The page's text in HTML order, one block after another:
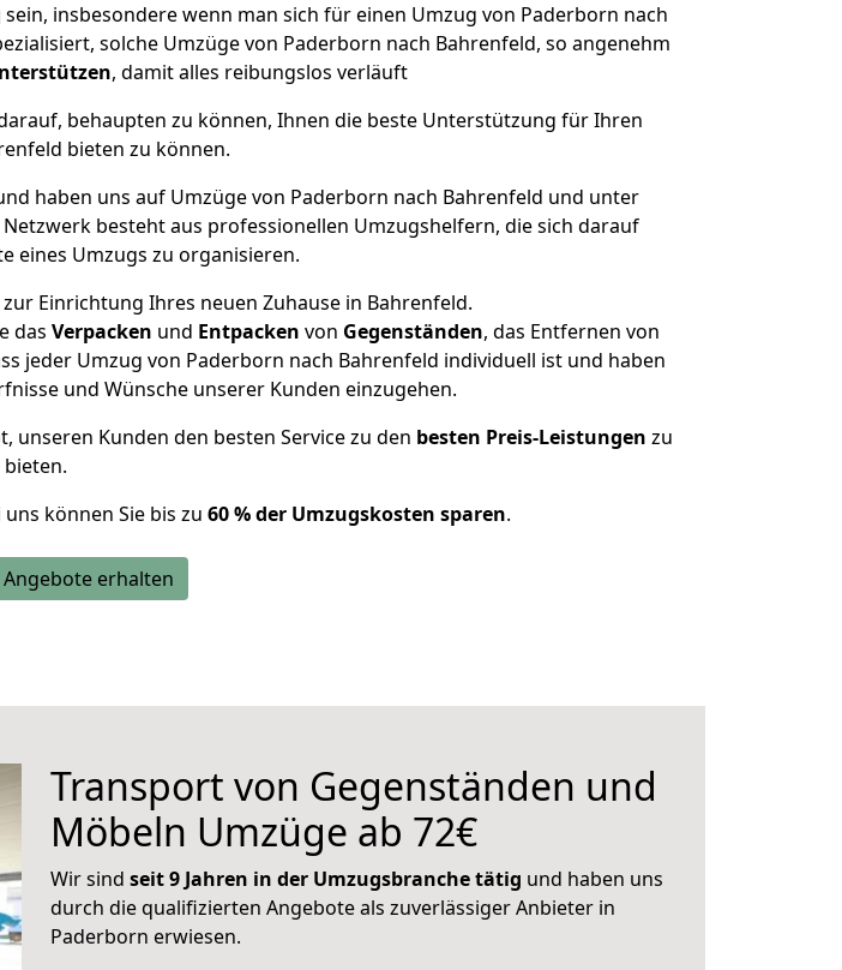
sein, insbesondere wenn man sich für einen Umzug von Paderborn nach
solche Umzüge von Paderborn nach Bahrenfeld, so angenehm
, damit alles reibungslos verläuft
behaupten zu können, Ihnen die beste Unterstützung für Ihren
bieten zu können.
haben uns auf Umzüge von Paderborn nach Bahrenfeld und unter
Netzwerk besteht aus professionellen Umzugshelfern, die sich darauf
eines Umzugs zu organisieren.
Einrichtung Ihres neuen Zuhause in Bahrenfeld.
das Verpacken und Entpacken von Gegenständen, das Entfernen von
jeder Umzug von Paderborn nach Bahrenfeld individuell ist und haben
und Wünsche unserer Kunden einzugehen.
unseren Kunden den besten Service zu den besten Preis-Leistungen zu
bieten.
können Sie bis zu 60 % der Umzugskosten sparen.
erhalten
Transport von Gegenständen und
Möbeln Umzüge ab 72€
Wir sind seit 9 Jahren in der Umzugsbranche tätig und haben uns
durch die qualifizierten Angebote als zuverlässiger Anbieter in
Paderborn erwiesen.